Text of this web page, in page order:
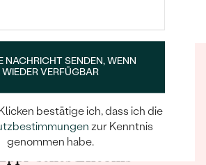
0.9 mm (0.0035ct)
Rund
Natürlich
für Eppi
NACHRICHT SENDEN, WENN
WIEDER VERFÜGBAR
bestätige ich, dass ich die
zur Kenntnis
genommen habe.